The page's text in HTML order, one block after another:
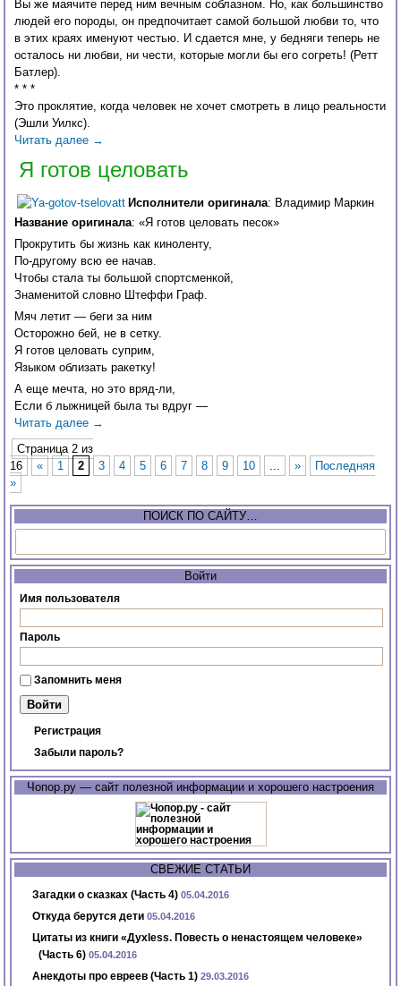
Вы же маячите перед ним вечным соблазном. Но, как большинство
людей его породы, он предпочитает самой большой любви то, что
в этих краях именуют честью. И сдается мне, у бедняги теперь не
осталось ни любви, ни чести, которые могли бы его согреть! (Ретт
Батлер).
* * *
Это проклятие, когда человек не хочет смотреть в лицо реальности
(Эшли Уилкс).
Читать далее →
Я готов целовать
Исполнители оригинала: Владимир Маркин
Название оригинала: «Я готов целовать песок»
Прокрутить бы жизнь как киноленту,
По-другому всю ее начав.
Чтобы стала ты большой спортсменкой,
Знаменитой словно Штеффи Граф.
Мяч летит — беги за ним
Осторожно бей, не в сетку.
Я готов целовать суприм,
Языком облизать ракетку!
А еще мечта, но это вряд-ли,
Если б лыжницей была ты вдруг —
Читать далее →
Страница 2 из
16
« 1 2 3 4 5 6 7 8 9 10 ... »
Последняя
»
ПОИСК ПО САЙТУ…
Войти
Имя пользователя
Пароль
Запомнить меня
Регистрация
Забыли пароль?
Чопор.ру — сайт полезной информации и хорошего настроения
СВЕЖИЕ СТАТЬИ
Загадки о сказках (Часть 4) 05.04.2016
Откуда берутся дети 05.04.2016
Цитаты из книги «Духless. Повесть о ненастоящем человеке»
(Часть 6) 05.04.2016
Анекдоты про евреев (Часть 1) 29.03.2016